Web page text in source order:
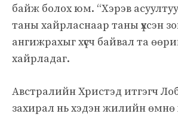
байж болох юм. “Хэрэв
таны хайрласнаар таны үхсэн
ангижрахыг хүсч байвал та
хайрладаг.
Австралийн Христэд итгэгч
захирал нь хэдэн жилийн өмнө